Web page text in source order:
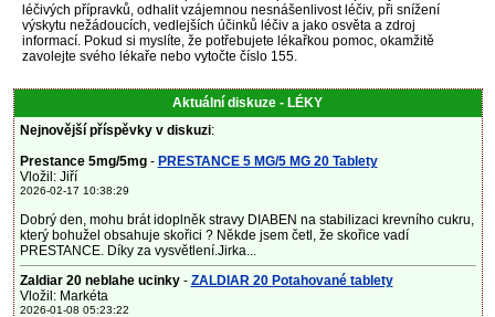
léčivých přípravků, odhalit vzájemnou nesnášenlivost léčiv, při snížení
výskytu nežádoucích, vedlejších účinků léčiv a jako osvěta a zdroj
informací. Pokud si myslíte, že potřebujete lékařkou pomoc, okamžitě
zavolejte svého lékaře nebo vytočte číslo 155.
Aktuální diskuze - LÉKY
Nejnovější příspěvky v diskuzi:
Prestance 5mg/5mg- PRESTANCE 5 MG/5 MG 20 Tablety
Vložil: Jiří
2026-02-17 10:38:29
Dobrý den, mohu brát idoplněk stravy DIABEN na stabilizaci krevního cukru,
který bohužel obsahuje skořici ? Někde jsem četl, že skořice vadí
PRESTANCE. Díky za vysvětlení.Jirka...
Zaldiar 20 neblahe ucinky- ZALDIAR 20 Potahované tablety
Vložil: Markéta
2026-01-08 05:23:22